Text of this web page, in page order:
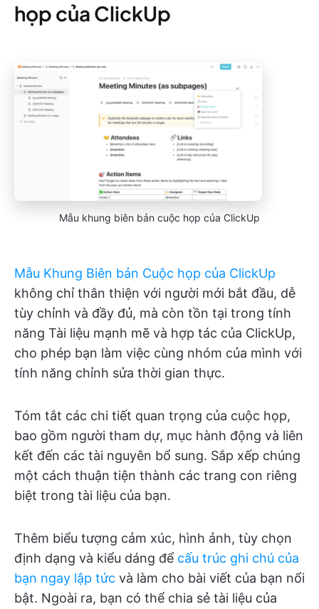
họp của ClickUp
Mẫu khung biên bản cuộc họp của ClickUp
Mẫu Khung Biên bản Cuộc họp của ClickUp
không chỉ thân thiện với người mới bắt đầu, dễ
tùy chỉnh và đầy đủ, mà còn tồn tại trong tính
năng Tài liệu mạnh mẽ và hợp tác của ClickUp,
cho phép bạn làm việc cùng nhóm của mình với
tính năng chỉnh sửa thời gian thực.
Tóm tắt các chi tiết quan trọng của cuộc họp,
bao gồm người tham dự, mục hành động và liên
kết đến các tài nguyên bổ sung. Sắp xếp chúng
một cách thuận tiện thành các trang con riêng
biệt trong tài liệu của bạn.
Thêm biểu tượng cảm xúc, hình ảnh, tùy chọn
định dạng và kiểu dáng để cấu trúc ghi chú của
bạn ngay lập tức và làm cho bài viết của bạn nổi
bật. Ngoài ra, bạn có thể chia sẻ tài liệu của